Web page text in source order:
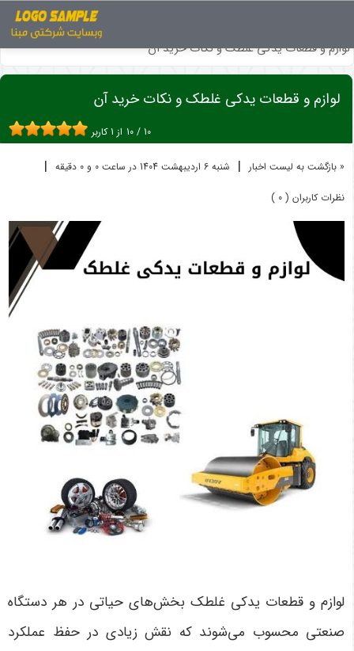
لوازم و قطعات یدکی غلطک و نکات خرید آن
لوازم و قطعات یدکی غلطک و نکات خرید آن
10 / 10 از 1کاربر
« بازگشت به لیست اخبار | شنبه 6 ارديبهشت 1404 در ساعت 0 و 0 دقیقه |
نظرات کاربران ( 0 )
لوازم و قطعات یدکی غلطک بخش‌های حیاتی در هر دستگاه
صنعتی محسوب می‌شوند که نقش زیادی در حفظ عملکرد